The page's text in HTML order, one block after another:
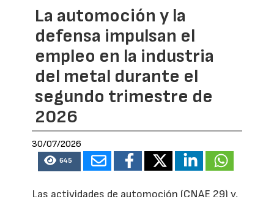
La automoción y la
defensa impulsan el
empleo en la industria
del metal durante el
segundo trimestre de
2026
30/07/2026
645